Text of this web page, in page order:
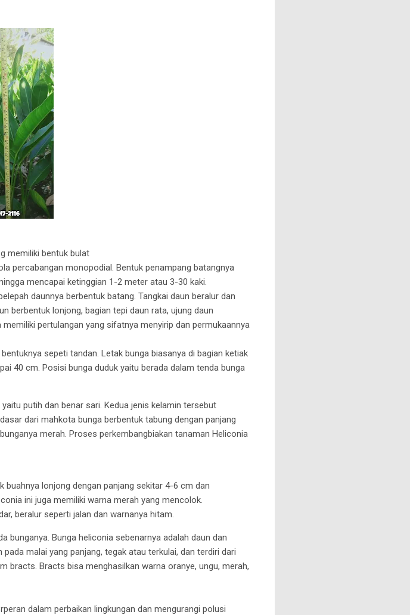
memiliki bentuk bulat
percabangan monopodial. Bentuk penampang batangnya
mencapai ketinggian 1-2 meter atau 3-30 kaki.
daunnya berbentuk batang. Tangkai daun beralur dan
berbentuk lonjong, bagian tepi daun rata, ujung daun
pertulangan yang sifatnya menyirip dan permukaannya
sepeti tandan. Letak bunga biasanya di bagian ketiak
40 cm. Posisi bunga duduk yaitu berada dalam tenda bunga
putih dan benar sari. Kedua jenis kelamin tersebut
dari mahkota bunga berbentuk tabung dengan panjang
merah. Proses perkembangbiakan tanaman Heliconia
buahnya lonjong dengan panjang sekitar 4-6 cm dan
ini juga memiliki warna merah yang mencolok.
beralur seperti jalan dan warnanya hitam.
bunganya. Bunga heliconia sebenarnya adalah daun dan
malai yang panjang, tegak atau terkulai, dan terdiri dari
bracts. Bracts bisa menghasilkan warna oranye, ungu, merah,
dalam perbaikan lingkungan dan mengurangi polusi